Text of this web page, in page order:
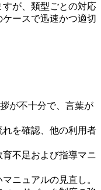
が、類型ごとの対応
ースで迅速かつ適切
が不十分で、言葉が
を確認、他の利用者
不足および指導マニ
ニュアルの見直し。